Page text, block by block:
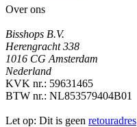
Over ons
Bisshops B.V.
Herengracht 338
1016 CG Amsterdam
Nederland
KVK nr.: 59631465
BTW nr.: NL853579404B01
Let op: Dit is geen retouradres